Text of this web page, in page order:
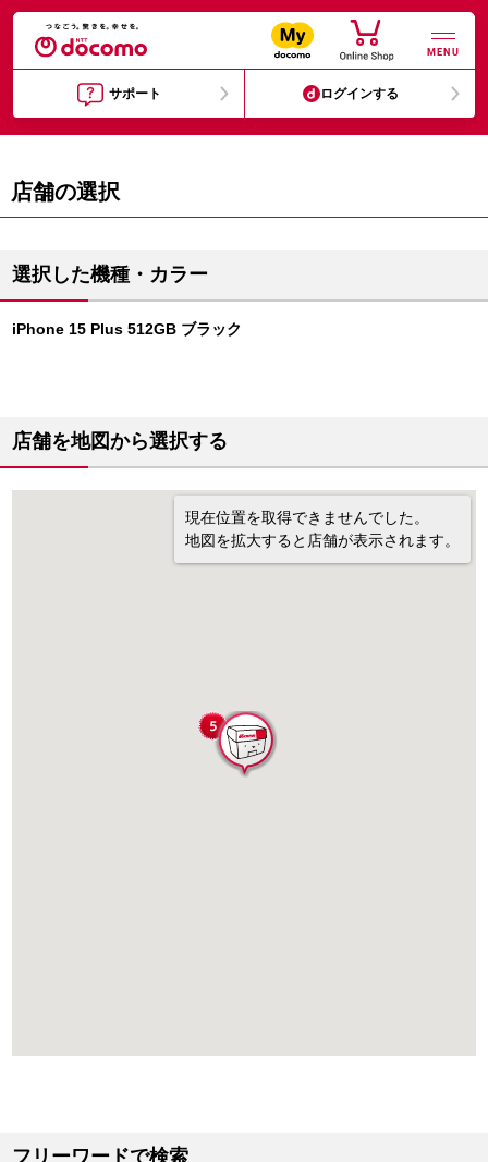
MENU
サポート ログインする
店舗の選択
選択した機種・カラー
iPhone 15 Plus 512GB ブラック
店舗を地図から選択する
現在位置を取得できませんでした。
地図を拡大すると店舗が表示されます。
フリーワードで検索